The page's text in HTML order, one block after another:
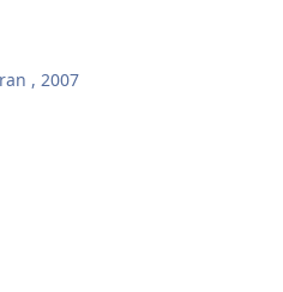
, 2007